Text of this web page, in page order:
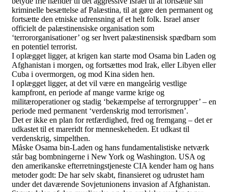
kriminelle besættelse af Palæstina, til at gøre den permanent og
fortsætte den etniske udrensning af et helt folk. Israel anser
officielt de palæstinensiske organisation som
‘terrororganisationer’ og ser hvert palæstinensisk spædbarn som
en potentiel terrorist.
I oplægget ligger, at krigen kan starte mod Osama bin Laden og
Afghanistan i morgen, og fortsættes mod Irak, eller Libyen eller
Cuba i overmorgen, og mod Kina siden hen.
I oplægget ligger, at det vil være en mangeårig vestlige
kampfront, en periode af mange varme krige og
militæroperationer og stadig ‘bekæmpelse af terrorgrupper’ – en
periode med permanent ‘verdenskrig mod terrorismen’.
Det er ikke en plan for retfærdighed, fred og fremgang – det er
udkastet til et mareridt for menneskeheden. Et udkast til
verdenskrig, simpelthen.
Måske Osama bin-Laden og hans fundamentalistiske netværk
står bag bombningerne i New York og Washington. USA og
den amerikanske efterretningstjeneste CIA kender ham og hans
metoder godt: De har selv skabt, finansieret og udrustet ham
under det daværende Sovjetunionens invasion af Afghanistan.